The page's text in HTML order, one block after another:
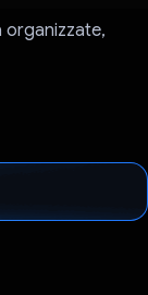
organizzate,